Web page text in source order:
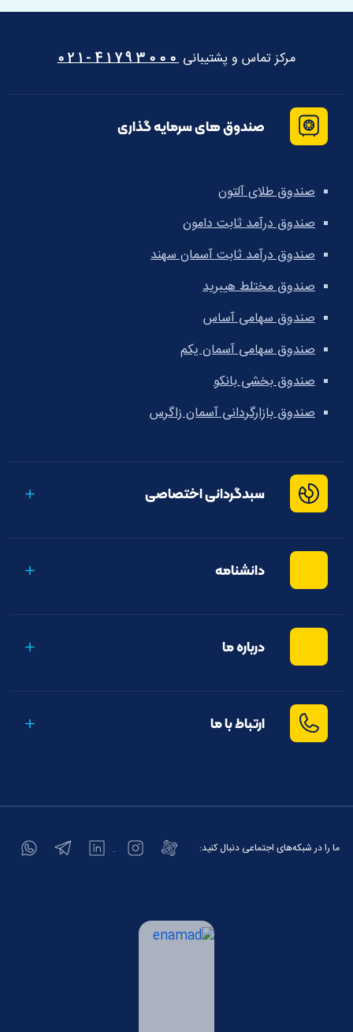
مرکز تماس و پشتیبانی 41793000-021
صندوق های سرمایه گذاری
صندوق طلای آلتون
صندوق درآمد ثابت دامون
صندوق درآمد ثابت آسمان سهند
صندوق مختلط هیبرید
صندوق سهامی آساس
صندوق سهامی آسمان یکم
صندوق بخشی بانکو
صندوق بازارگردانی آسمان زاگرس
سبدگردانی اختصاصی
دانشنامه
درباره ما
ارتباط با ما
ما را در شبکه‌های اجتماعی دنبال کنید: